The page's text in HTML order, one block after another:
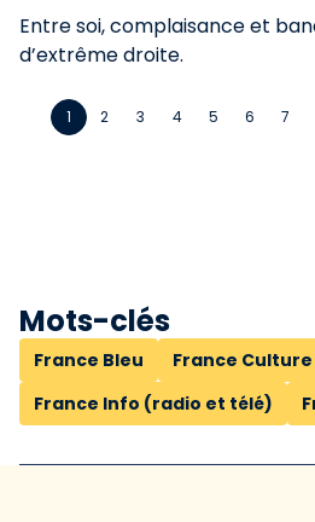
Entre soi, complaisance et
d’extrême droite.
1 2 3 4 5 6 7
Mots-clés
France Bleu
France Culture
France Info (radio et télé)